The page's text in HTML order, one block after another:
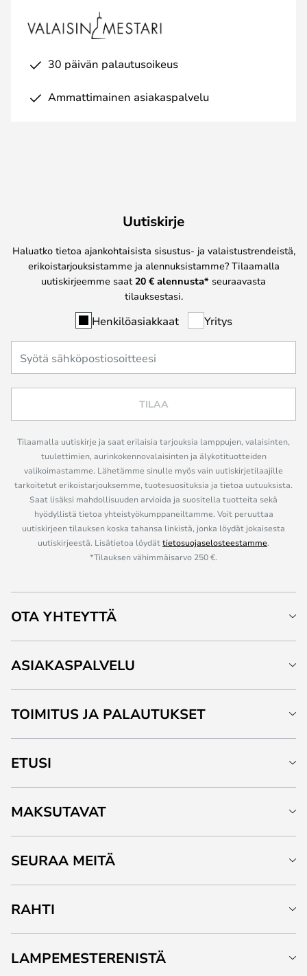
30 päivän palautusoikeus
Ammattimainen asiakaspalvelu
Uutiskirje
Haluatko tietoa ajankohtaisista sisustus- ja valaistustrendeistä,
erikoistarjouksistamme ja alennuksistamme? Tilaamalla
uutiskirjeemme saat 20 € alennusta* seuraavasta
tilauksestasi.
Henkilöasiakkaat Yritys
TILAA
Tilaamalla uutiskirje ja saat erilaisia tarjouksia lamppujen, valaisinten,
tuulettimien, aurinkokennovalaisinten ja älykotituotteiden
valikoimastamme. Lähetämme sinulle myös vain uutiskirjetilaajille
tarkoitetut erikoistarjouksemme, tuotesuosituksia ja tietoa uutuuksista.
Saat lisäksi mahdollisuuden arvioida ja suositella tuotteita sekä
hyödyllistä tietoa yhteistyökumppaneiltamme. Voit peruuttaa
uutiskirjeen tilauksen koska tahansa linkistä, jonka löydät jokaisesta
uutiskirjeestä. Lisätietoa löydättietosuojaselosteestamme.
*Tilauksen vähimmäisarvo 250 €.
OTA YHTEYTTÄ
ASIAKASPALVELU
TOIMITUS JA PALAUTUKSET
ETUSI
MAKSUTAVAT
SEURAA MEITÄ
RAHTI
LAMPEMESTERENISTÄ